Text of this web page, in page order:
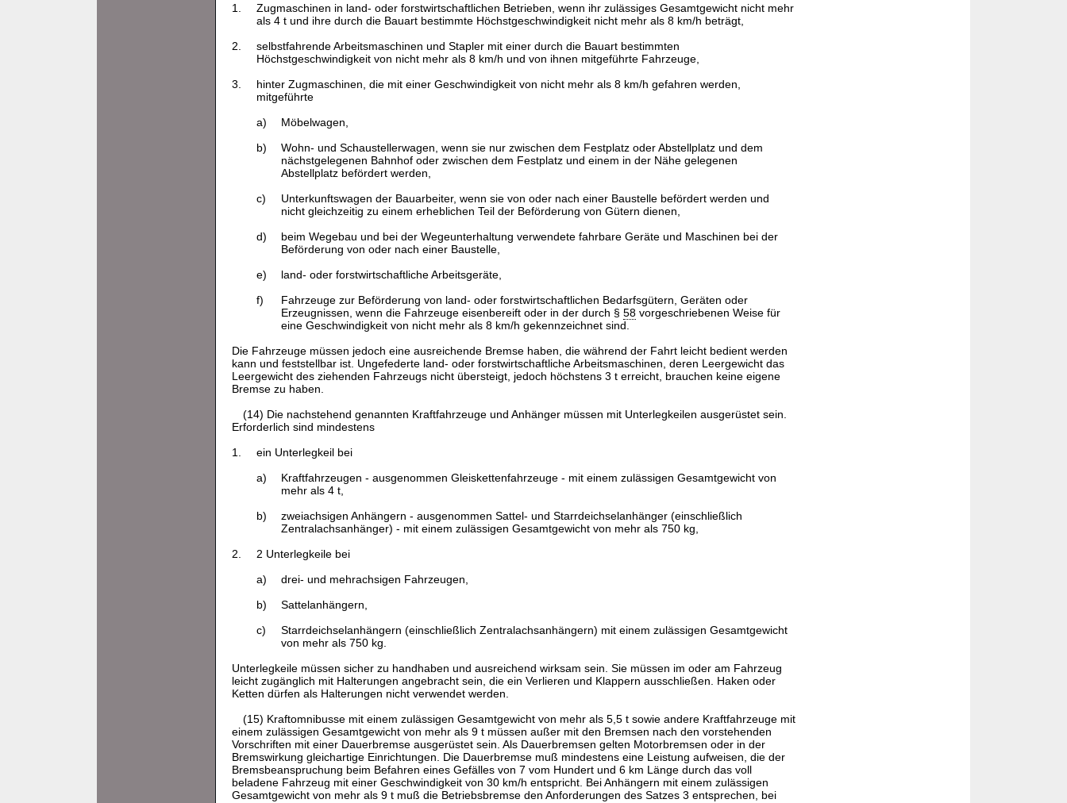
1.
Zugmaschinen in land- oder forstwirtschaftlichen Betrieben, wenn ihr zulässiges Gesamtgewicht nicht mehr
als 4 t und ihre durch die Bauart bestimmte Höchstgeschwindigkeit nicht mehr als 8 km/h beträgt,
2.
selbstfahrende Arbeitsmaschinen und Stapler mit einer durch die Bauart bestimmten
Höchstgeschwindigkeit von nicht mehr als 8 km/h und von ihnen mitgeführte Fahrzeuge,
3.
hinter Zugmaschinen, die mit einer Geschwindigkeit von nicht mehr als 8 km/h gefahren werden,
mitgeführte
a)
Möbelwagen,
b)
Wohn- und Schaustellerwagen, wenn sie nur zwischen dem Festplatz oder Abstellplatz und dem
nächstgelegenen Bahnhof oder zwischen dem Festplatz und einem in der Nähe gelegenen
Abstellplatz befördert werden,
c)
Unterkunftswagen der Bauarbeiter, wenn sie von oder nach einer Baustelle befördert werden und
nicht gleichzeitig zu einem erheblichen Teil der Beförderung von Gütern dienen,
d)
beim Wegebau und bei der Wegeunterhaltung verwendete fahrbare Geräte und Maschinen bei der
Beförderung von oder nach einer Baustelle,
e)
land- oder forstwirtschaftliche Arbeitsgeräte,
f)
Fahrzeuge zur Beförderung von land- oder forstwirtschaftlichen Bedarfsgütern, Geräten oder
Erzeugnissen, wenn die Fahrzeuge eisenbereift oder in der durch § 58vorgeschriebenen Weise für
eine Geschwindigkeit von nicht mehr als 8 km/h gekennzeichnet sind.
Die Fahrzeuge müssen jedoch eine ausreichende Bremse haben, die während der Fahrt leicht bedient werden
kann und feststellbar ist. Ungefederte land- oder forstwirtschaftliche Arbeitsmaschinen, deren Leergewicht das
Leergewicht des ziehenden Fahrzeugs nicht übersteigt, jedoch höchstens 3 t erreicht, brauchen keine eigene
Bremse zu haben.
(14) Die nachstehend genannten Kraftfahrzeuge und Anhänger müssen mit Unterlegkeilen ausgerüstet sein.
Erforderlich sind mindestens
1.
ein Unterlegkeil bei
a)
Kraftfahrzeugen - ausgenommen Gleiskettenfahrzeuge - mit einem zulässigen Gesamtgewicht von
mehr als 4 t,
b)
zweiachsigen Anhängern - ausgenommen Sattel- und Starrdeichselanhänger (einschließlich
Zentralachsanhänger) - mit einem zulässigen Gesamtgewicht von mehr als 750 kg,
2.
2 Unterlegkeile bei
a)
drei- und mehrachsigen Fahrzeugen,
b)
Sattelanhängern,
c)
Starrdeichselanhängern (einschließlich Zentralachsanhängern) mit einem zulässigen Gesamtgewicht
von mehr als 750 kg.
Unterlegkeile müssen sicher zu handhaben und ausreichend wirksam sein. Sie müssen im oder am Fahrzeug
leicht zugänglich mit Halterungen angebracht sein, die ein Verlieren und Klappern ausschließen. Haken oder
Ketten dürfen als Halterungen nicht verwendet werden.
(15) Kraftomnibusse mit einem zulässigen Gesamtgewicht von mehr als 5,5 t sowie andere Kraftfahrzeuge mit
einem zulässigen Gesamtgewicht von mehr als 9 t müssen außer mit den Bremsen nach den vorstehenden
Vorschriften mit einer Dauerbremse ausgerüstet sein. Als Dauerbremsen gelten Motorbremsen oder in der
Bremswirkung gleichartige Einrichtungen. Die Dauerbremse muß mindestens eine Leistung aufweisen, die der
Bremsbeanspruchung beim Befahren eines Gefälles von 7 vom Hundert und 6 km Länge durch das voll
beladene Fahrzeug mit einer Geschwindigkeit von 30 km/h entspricht. Bei Anhängern mit einem zulässigen
Gesamtgewicht von mehr als 9 t muß die Betriebsbremse den Anforderungen des Satzes 3 entsprechen, bei